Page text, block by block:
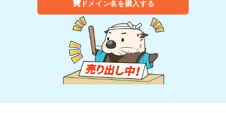
ドメイン名を購入する